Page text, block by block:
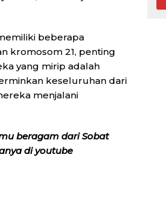
beberapa
kromosom 21, penting
yang mirip adalah
keseluruhan dari
menjalani
beragam dari Sobat
di youtube